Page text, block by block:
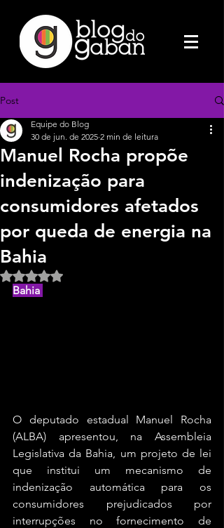
Post
Manuel Rocha propõe
indenização para
consumidores afetados
por queda de energia na
Bahia
Equipe do Blog
30 de jun. de 2025 2 min de leitura
Avaliado com NaN de 5 estrelas.
Bahia
O deputado estadual Manuel Rocha
(ALBA) apresentou, na Assembleia
Legislativa da Bahia, um projeto de lei
que institui um mecanismo de
indenização automática para os
consumidores prejudicados por
interrupções no fornecimento de